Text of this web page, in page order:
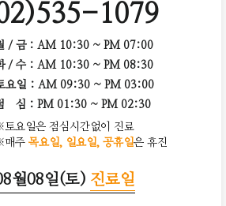
1079
/ 금 : AM 10:30 ~ PM 07:00
/ 수 : AM 10:30 ~ PM 08:30
요일 : AM 09:30 ~ PM 03:00
심 : PM 01:30 ~ PM 02:30
요일은 점심시간없이 진료
매주 목요일, 일요일, 공휴일은 휴진
월08일(토) 진료일